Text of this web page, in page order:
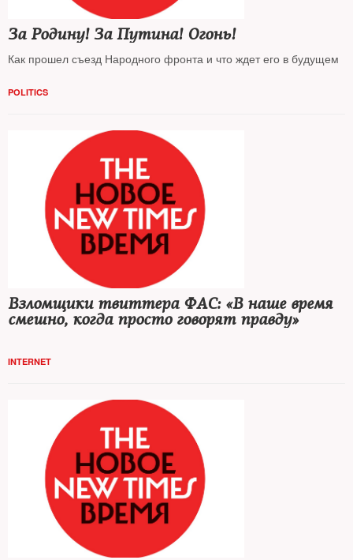
За Родину! За Путина! Огонь!
Как прошел съезд Народного фронта и что ждет его в будущем
POLITICS
Взломщики твиттера ФАС: «В наше время
смешно, когда просто говорят правду»
INTERNET